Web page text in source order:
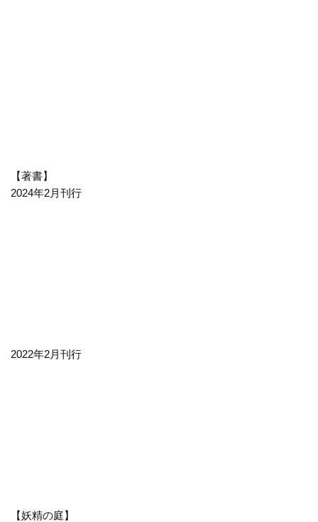
【著書】
2024年2月刊行
2022年2月刊行
【妖精の庭】